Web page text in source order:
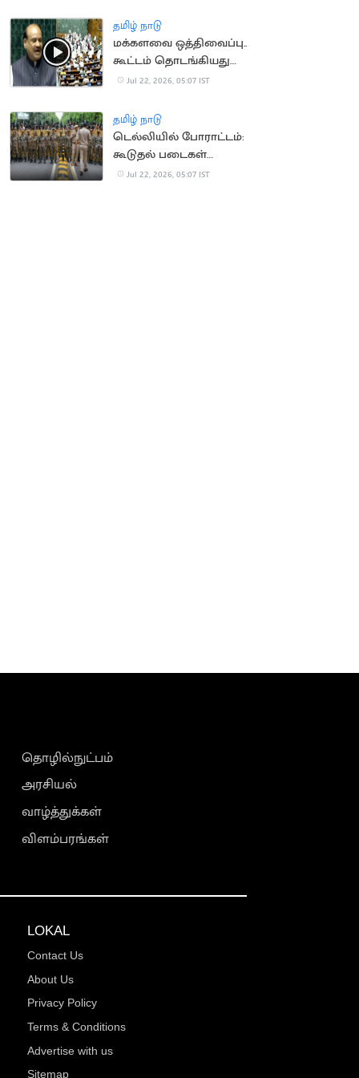
தமிழ் நாடு
மக்களவை ஒத்திவைப்பு..
கூட்டம் தொடங்கியது
முதலே எதிர்க்கட்சி
Jul 22, 2026, 05:07 IST
தமிழ் நாடு
டெல்லியில் போராட்டம்:
கூடுதல் படைகள்
வரவிழிப்பு
Jul 22, 2026, 05:07 IST
தொழில்நுட்பம்
அரசியல்
வாழ்த்துக்கள்
விளம்பரங்கள்
LOKAL
Contact Us
About Us
Privacy Policy
Terms & Conditions
Advertise with us
Sitemap